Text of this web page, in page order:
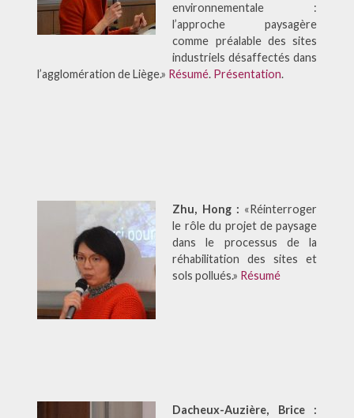
environnementale :
l’approche paysagère
comme préalable des sites
industriels désaffectés dans
l’agglomération de Liège.» Résumé. Présentation.
Zhu, Hong : «Réinterroger
le rôle du projet de paysage
dans le processus de la
réhabilitation des sites et
sols pollués.» Résumé
Dacheux-Auzière, Brice :